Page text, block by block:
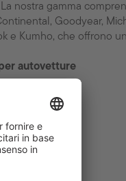
nostra gamma
Goodyear,
e Kumho, che offrono
autovetture